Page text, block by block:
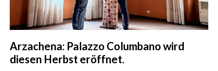
Arzachena: Palazzo Columbano wird
diesen Herbst eröffnet.